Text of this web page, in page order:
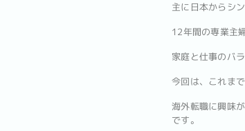
主に日本からシ
12年間の専業主
家庭と仕事のバ
今回は、これま
海外転職に興味
です。